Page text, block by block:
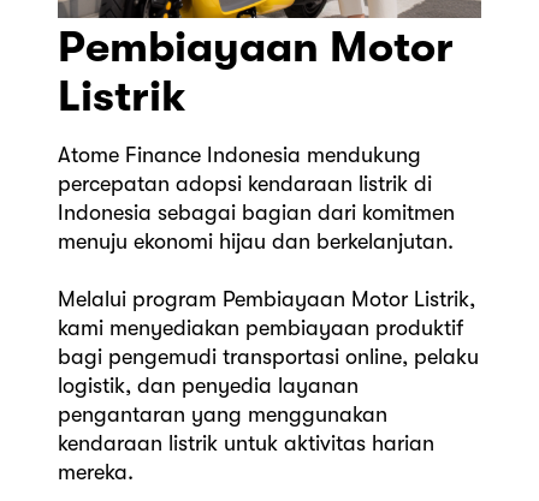
Pembiayaan Motor
Listrik
Atome Finance Indonesia mendukung
percepatan adopsi kendaraan listrik di
Indonesia sebagai bagian dari komitmen
menuju ekonomi hijau dan berkelanjutan.
Melalui program Pembiayaan Motor Listrik,
kami menyediakan pembiayaan produktif
bagi pengemudi transportasi online, pelaku
logistik, dan penyedia layanan
pengantaran yang menggunakan
kendaraan listrik untuk aktivitas harian
mereka.